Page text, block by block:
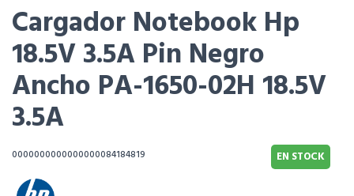
Cargador Notebook Hp
18.5V 3.5A Pin Negro
Ancho PA-1650-02H 18.5V
3.5A
0000000000000000084184819 EN STOCK